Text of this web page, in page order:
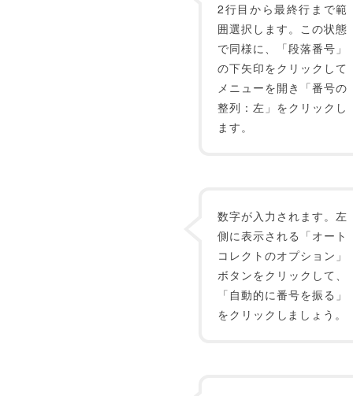
2行目から最終行まで範
囲選択します。この状態
で同様に、「段落番号」
の下矢印をクリックして
メニューを開き「番号の
整列：左」をクリックし
ます。
数字が入力されます。左
側に表示される「オート
コレクトのオプション」
ボタンをクリックして、
「自動的に番号を振る」
をクリックしましょう。